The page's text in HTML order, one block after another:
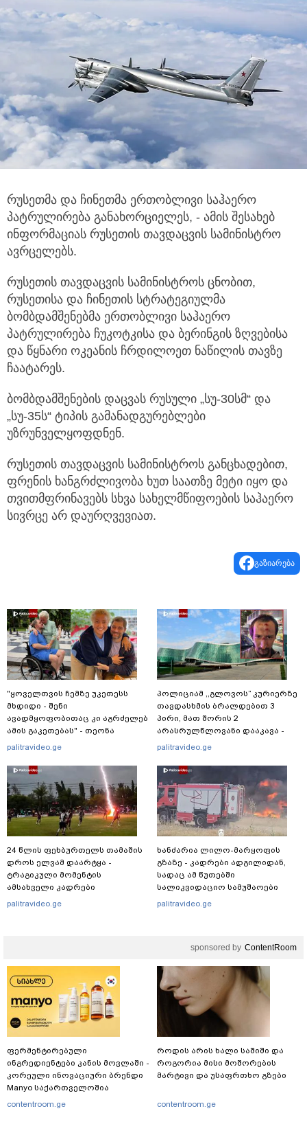
რუსეთმა და ჩინეთმა ერთობლივი საჰაერო
პატრულირება განახორციელეს, - ამის შესახებ
ინფორმაციას რუსეთის თავდაცვის სამინისტრო
ავრცელებს.
რუსეთის თავდაცვის სამინისტროს ცნობით,
რუსეთისა და ჩინეთის სტრატეგიულმა
ბომბდამშენებმა ერთობლივი საჰაერო
პატრულირება ჩუკოტკისა და ბერინგის ზღვებისა
და წყნარი ოკეანის ჩრდილოეთ ნაწილის თავზე
ჩაატარეს.
ბომბდამშენების დაცვას რუსული „სუ-30სმ“ და
„სუ-35ს“ ტიპის გამანადგურებლები
უზრუნველყოფდნენ.
რუსეთის თავდაცვის სამინისტროს განცხადებით,
ფრენის ხანგრძლივობა ხუთ საათზე მეტი იყო და
თვითმფრინავებს სხვა სახელმწიფოების საჰაერო
სივრცე არ დაურღვევიათ.
გაზიარება
"ყოველთვის ჩემზე უკეთესს
მხდიდი - შენი
ავადმყოფობითაც კი აგრძელებ
ამის გაკეთებას" - თეონა
კონტრიძე მეუღლეს ემოციურ
palitravideo.ge
24 წლის ფეხბურთელს თამაშის
დროს ელვამ დაარტყა -
ტრაგიკული მომენტის
ამსახველი კადრები
ტაილანდიდან მედიაში
palitravideo.ge
პოლიციამ ,,გლოვოს” კურიერზე
თავდასხმის ბრალდებით 3
პირი, მათ შორის 2
არასრულწლოვანი დააკავა -
შსს ინფორმაციას ავრცელებს
palitravideo.ge
ხანძარია ლილო-მარყოფის
გზაზე - კადრები ადგილიდან,
სადაც ამ წუთებში
სალიკვიდაციო სამუშაოები
მიმდინარეობს
palitravideo.ge
sponsored by ContentRoom
ფერმენტირებული
ინგრედიენტები კანის მოვლაში -
კორეული ინოვაციური ბრენდი
Manyo საქართველოშია
contentroom.ge
როდის არის ხალი საშიში და
როგორია მისი მოშორების
მარტივი და უსაფრთხო გზები
contentroom.ge